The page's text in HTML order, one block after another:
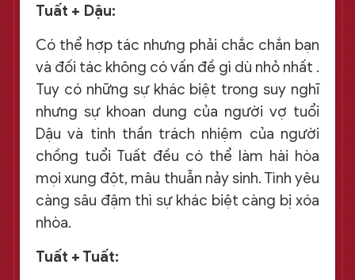
Tuất + Dậu:
Có thể hợp tác nhưng phải chắc chắn bạn
và đối tác không có vấn đề gì dù nhỏ nhất .
Tuy có những sự khác biệt trong suy nghĩ
nhưng sự khoan dung của người vợ tuổi
Dậu và tinh thần trách nhiệm của người
chồng tuổi Tuất đều có thể làm hài hòa
mọi xung đột, mâu thuẫn nảy sinh. Tình yêu
càng sâu đậm thì sự khác biệt càng bị xóa
nhòa.
Tuất + Tuất: